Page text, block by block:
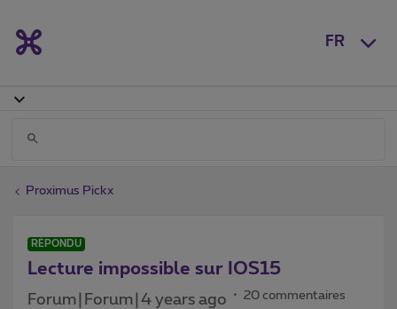
FR
Proximus Pickx
RÉPONDU
Lecture impossible sur IOS15
Forum|Forum|4 years ago 20 commentaires